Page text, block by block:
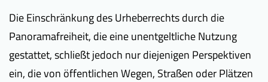
Die Einschränkung des Urheberrechts durch die
Panoramafreiheit, die eine unentgeltliche Nutzung
gestattet, schließt jedoch nur diejenigen Perspektiven
ein, die von öffentlichen Wegen, Straßen oder Plätzen